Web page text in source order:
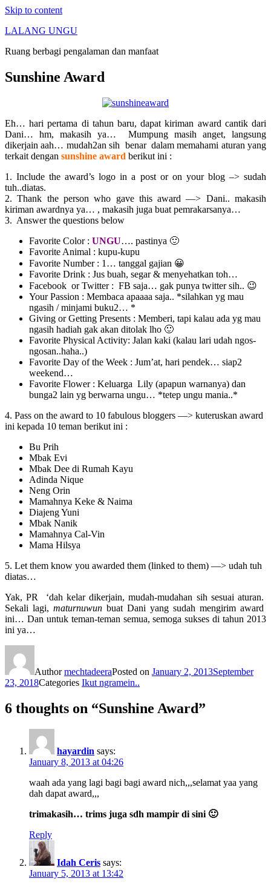
Skip to content
LALANG UNGU
Ruang berbagi pengalaman dan manfaat
Sunshine Award
Eh… hari pertama di tahun baru, dapat kiriman award cantik dari
Dani… hm, makasih ya… Mumpung masih anget, langsung
dikerjain aah… mudah2an sih benar dalam memahami aturan yang
terkait dengan sunshine award berikut ini :
1. Include the award’s logo in a post or on your blog –> sudah
tuh..diatas.
2. Thank the person who gave this award —> Dani.. makasih
kiriman awardnya ya… , makasih juga buat pemrakarsanya…
3. Answer the questions below
Favorite Color : UNGU…. pastinya 🙂
Favorite Animal : kupu-kupu
Favorite Number : 1… tanggal gajian 😀
Favorite Drink : Jus buah, segar & menyehatkan toh…
Facebook or Twitter : FB saja… gak punya twitter sih.. 😉
Your Passion : Membaca apaaaa saja.. *silahkan yg mau
ngasih / minjami buku2… *
Giving or Getting Presents : Memberi, tapi kalau ada yg mau
ngasih hadiah gak akan ditolak lho 🙂
Favorite Physical Activity: Jalan kaki (kalau lari udah ngos-
ngosan..haha..)
Favorite Day of the Week : Jum’at, hari pendek… siap2
weekend…
Favorite Flower : Keluarga Lily (apapun warnanya) dan
bunga2 lain yg berwarna ungu… *tetep ungu mania..*
4. Pass on the award to 10 fabulous bloggers —> kuteruskan award
ini kepada 10 teman berikut ini :
Bu Prih
Mbak Evi
Mbak Dee di Rumah Kayu
Adinda Nique
Neng Orin
Mamahnya Keke & Naima
Diajeng Yuni
Mbak Nanik
Mamahnya Cal-Vin
Mama Hilsya
5. Let them know you awarded them (linked to them) —> udah tuh
diatas…
Yak, PR ‘dah kelar dikerjain, mudah-mudahan sih sesuai aturan.
Sekali lagi, maturnuwun buat Dani yang sudah mengirim award
ini… Dan untuk teman-teman semua, semoga sukses di tahun 2013
ini ya…
AuthormechtadeeraPosted on January 2, 2013September
23, 2018Categories Ikut ngramein..
6 thoughts on “Sunshine Award”
hayardin says:
January 8, 2013 at 04:26
waah ada yang lagi bagi bagi award nich,,,selamat yaa yang
dah dapat award,,,
trimakasih… trims juga sdh mampir di sini 🙂
Reply
Idah Ceris says:
January 5, 2013 at 13:42